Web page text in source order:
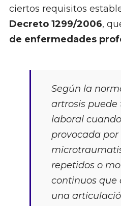
ciertos requisitos
Decreto 1299/2006,
de enfermedades
Según la
artrosis puede
laboral
provocada por
repetidos o
continuos que
una